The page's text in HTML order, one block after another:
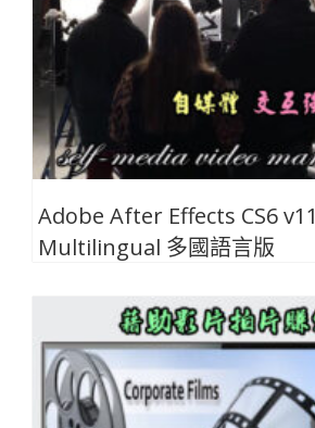
Adobe After Effects CS6
Multilingual 多國語言版